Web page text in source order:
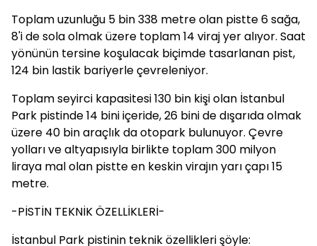
Toplam uzunluğu 5 bin 338 metre olan pistte 6 sağa,
8'i de sola olmak üzere toplam 14 viraj yer alıyor. Saat
yönünün tersine koşulacak biçimde tasarlanan pist,
124 bin lastik bariyerle çevreleniyor.
Toplam seyirci kapasitesi 130 bin kişi olan İstanbul
Park pistinde 14 bini içeride, 26 bini de dışarıda olmak
üzere 40 bin araçlık da otopark bulunuyor. Çevre
yolları ve altyapısıyla birlikte toplam 300 milyon
liraya mal olan pistte en keskin virajın yarı çapı 15
metre.
-PİSTİN TEKNİK ÖZELLİKLERİ-
İstanbul Park pistinin teknik özellikleri şöyle: